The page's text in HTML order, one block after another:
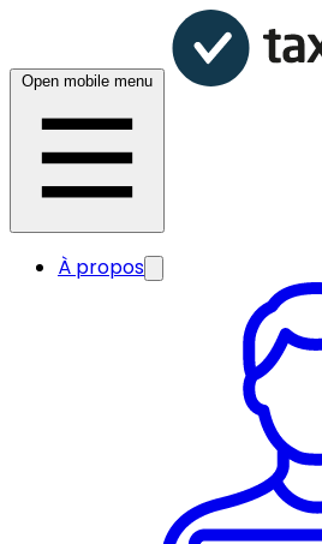
Open mobile menu
À propos